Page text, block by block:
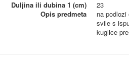
Duljina ili dubina 1 (cm)
23
Opis predmeta
na
svile s
kuglice